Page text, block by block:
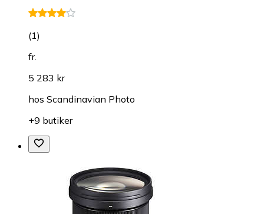
(1)
fr.
5 283 kr
hos Scandinavian Photo
+9 butiker